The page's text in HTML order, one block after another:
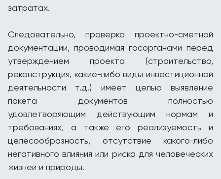
затратах.
Следовательно, проверка проектно-сметной
документации, проводимая госорганами перед
утверждением проекта (строительство,
реконструкция, какие-либо виды инвестиционной
деятельности т.д.) имеет целью выявление
пакета документов полностью
удовлетворяющим действующим нормам и
требованиях, а также его реализуемость и
целесообразность, отсутствие какого-либо
негативного влияния или риска для человеческих
жизней и природы.